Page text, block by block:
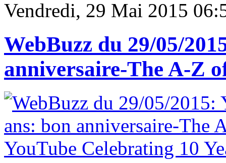
Vendredi, 29 Mai 2015
WebBuzz du 29/05/
anniversaire-The A-Z